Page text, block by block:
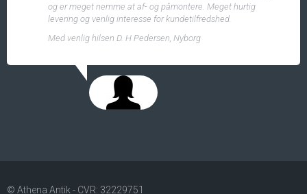
og er meget nemme at af- og påmontere. Meget hurtig
levering og venlig interesse for kundetilfredshed.
Med venlig hilsen D. H Pedersen, Nyborg
© Athena Antik - CVR: 32229751